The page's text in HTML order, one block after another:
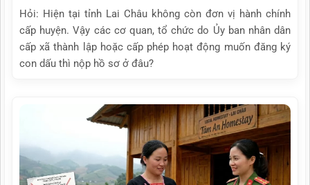
Hỏi: Hiện tại tỉnh Lai Châu không còn đơn vị hành chính
cấp huyện. Vậy các cơ quan, tổ chức do Ủy ban nhân dân
cấp xã thành lập hoặc cấp phép hoạt động muốn đăng ký
con dấu thì nộp hồ sơ ở đâu?